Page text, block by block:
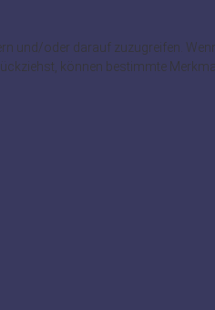
und/oder darauf zuzugreifen.
können bestimmte